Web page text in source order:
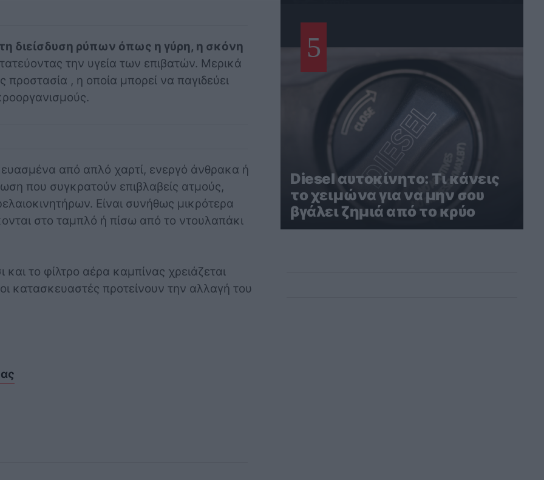
διείσδυση ρύπων όπως η γύρη, η σκόνη
την υγεία των επιβατών. Μερικά
προστασία , η οποία μπορεί να παγιδεύει
από απλό χαρτί, ενεργό άνθρακα ή
που συγκρατούν επιβλαβείς ατμούς,
Είναι συνήθως μικρότερα
στο ταμπλό ή πίσω από το ντουλαπάκι
το φίλτρο αέρα καμπίνας χρειάζεται
κατασκευαστές προτείνουν την αλλαγή του
5
Diesel αυτοκίνητο: Τι κάνεις
το χειμώνα για να μην σου
βγάλει ζημιά από το κρύο